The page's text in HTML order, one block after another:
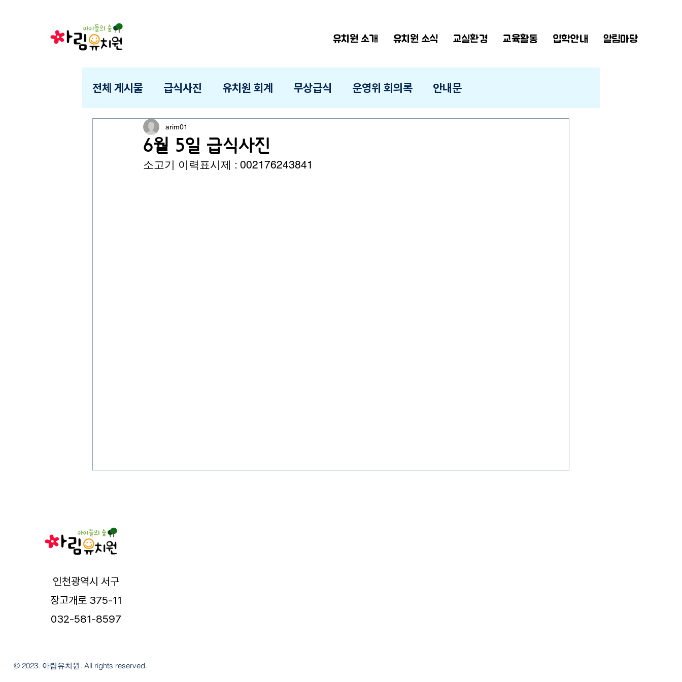
유치원 소개 유치원 소식 교실환경 교육활동 입학안내 알림마당
전체 게시물 급식사진 유치원 회계 무상급식 운영위 회의록 안내문
6월 5일 급식사진
arim01
소고기 이력표시제 : 002176243841
인천광역시 서구
장고개로 375-11
032-581-8597
© 2023. 아림유치원. All rights reserved.